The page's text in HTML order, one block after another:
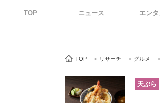
ビジネスと働き方のヒント
TOP ニュース エンタ
TOP > リサーチ > グルメ >
天ぷら